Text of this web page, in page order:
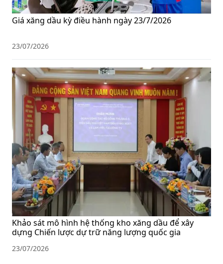
Giá xăng dầu kỳ điều hành ngày 23/7/2026
23/07/2026
Khảo sát mô hình hệ thống kho xăng dầu để xây
dựng Chiến lược dự trữ năng lượng quốc gia
23/07/2026